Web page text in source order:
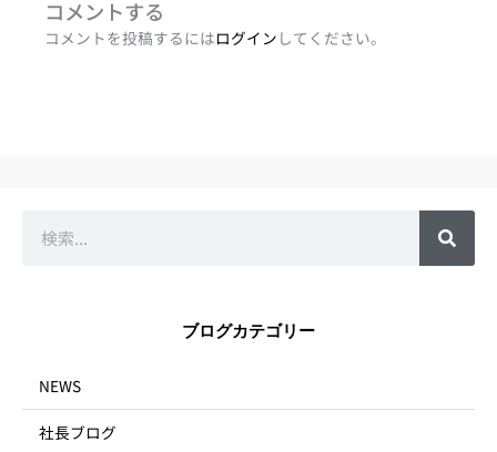
コメントする
コメントを投稿するにはログイン してください。
ブログカテゴリー
NEWS
社長ブログ